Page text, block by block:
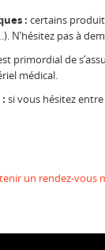
: certains
N’hésitez pas à
primordial de
médical.
si vous hésitez
un rendez-vous